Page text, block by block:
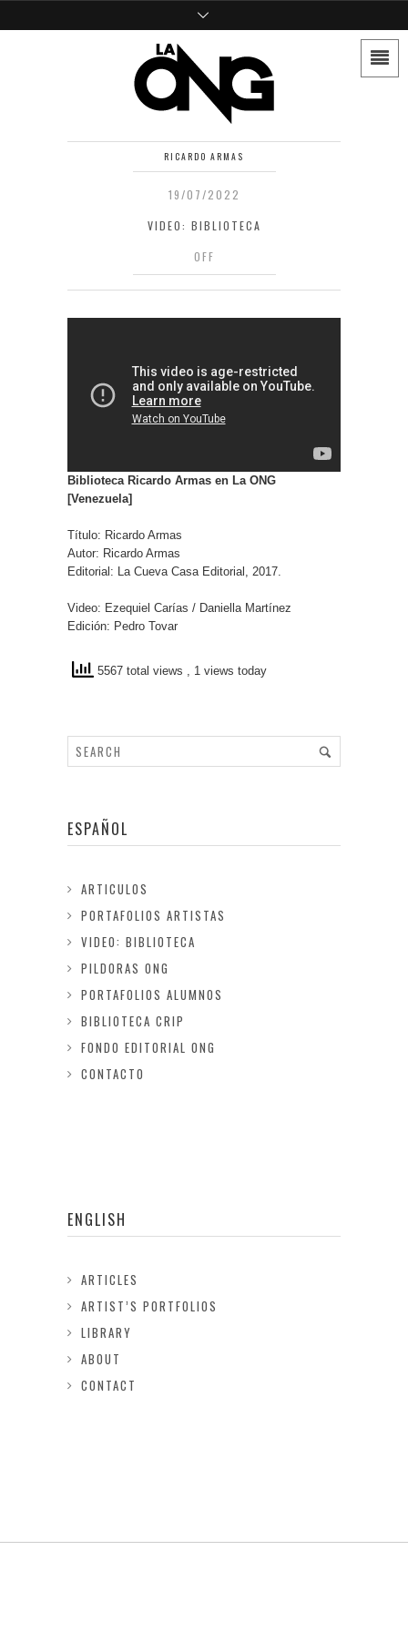
RICARDO ARMAS
19/07/2022
VIDEO: BIBLIOTECA
OFF
Biblioteca Ricardo Armas en La ONG
[Venezuela]
Título: Ricardo Armas
Autor: Ricardo Armas
Editorial: La Cueva Casa Editorial, 2017.
Video: Ezequiel Carías / Daniella Martínez
Edición: Pedro Tovar
5567 total views , 1 views today
ESPAÑOL
ARTICULOS
PORTAFOLIOS ARTISTAS
VIDEO: BIBLIOTECA
PILDORAS ONG
PORTAFOLIOS ALUMNOS
BIBLIOTECA CRIP
FONDO EDITORIAL ONG
CONTACTO
ENGLISH
ARTICLES
ARTIST’S PORTFOLIOS
LIBRARY
ABOUT
CONTACT